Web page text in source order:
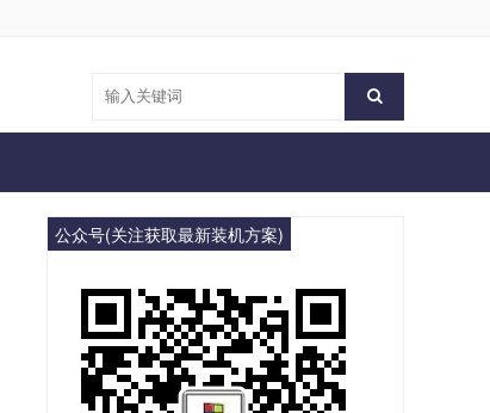
公众号(关注获取最新装机方案)